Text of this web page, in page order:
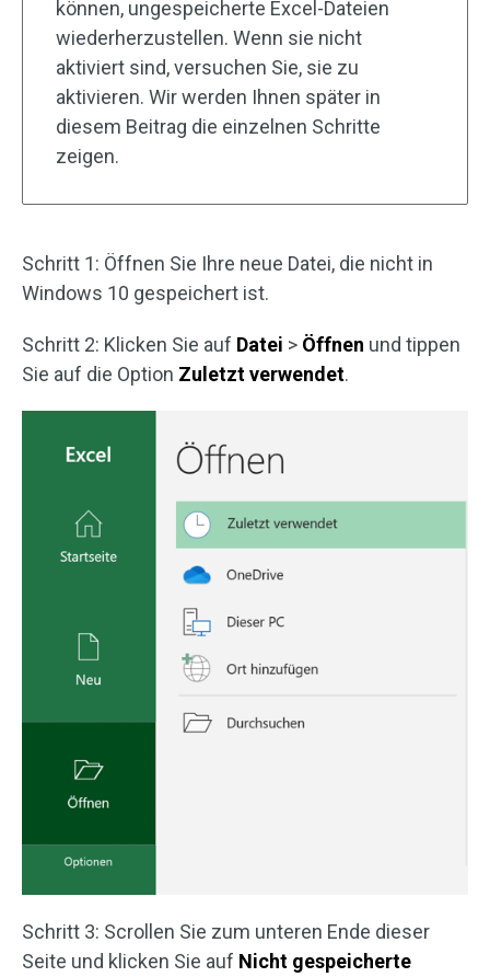
können, ungespeicherte Excel-Dateien
wiederherzustellen. Wenn sie nicht
aktiviert sind, versuchen Sie, sie zu
aktivieren. Wir werden Ihnen später in
diesem Beitrag die einzelnen Schritte
zeigen.
Schritt 1: Öffnen Sie Ihre neue Datei, die nicht in
Windows 10 gespeichert ist.
Schritt 2: Klicken Sie auf Datei > Öffnen und tippen
Sie auf die Option Zuletztverwendet.
Schritt 3: Scrollen Sie zum unteren Ende dieser
Seite und klicken Sie auf Nicht gespeicherte